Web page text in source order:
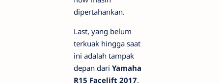
dipertahankan.
Last, yang belum
terkuak hingga saat
ini adalah tampak
depan dari Yamaha
R15 Facelift 2017.